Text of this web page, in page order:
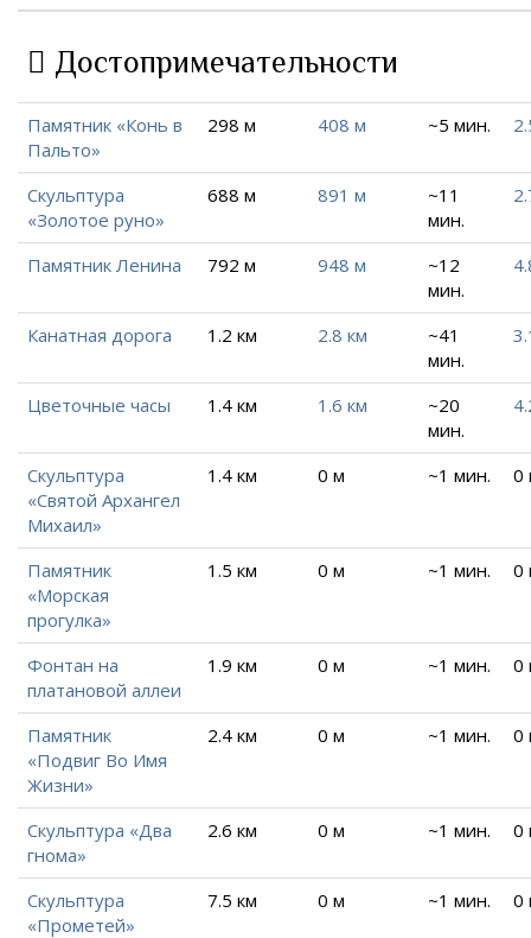
Достопримечательности
Памятник «Конь в
Пальто»
298 м 408 м ~5 мин.
Скульптура
«Золотое руно»
688 м 891 м
~11
мин.
Памятник Ленина 792 м 948 м
~12
мин.
Канатная дорога 1.2 км 2.8 км
~41
мин.
Цветочные часы 1.4 км 1.6 км
~20
мин.
Скульптура
«Святой Архангел
Михаил»
1.4 км 0 м ~1 мин. 0
Памятник
«Морская
прогулка»
1.5 км 0 м ~1 мин. 0
Фонтан на
платановой аллеи
1.9 км 0 м ~1 мин. 0
Памятник
«Подвиг Во Имя
Жизни»
2.4 км 0 м ~1 мин. 0
Скульптура «Два
гнома»
2.6 км 0 м ~1 мин. 0
Скульптура
«Прометей»
7.5 км 0 м ~1 мин. 0